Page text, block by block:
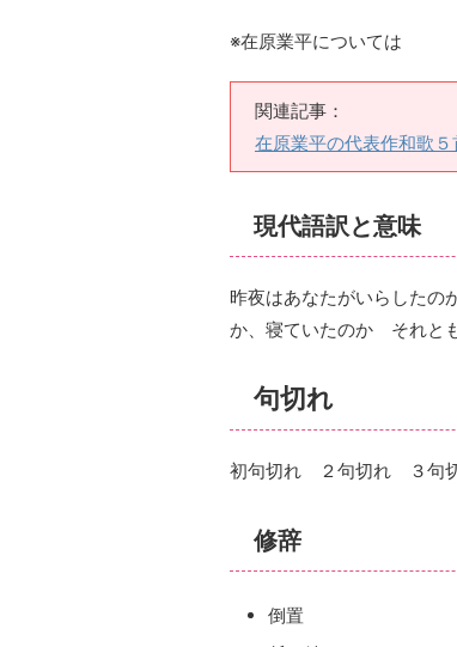
※在原業平については
関連記事：
在原業平の代表作和歌
現代語訳と意味
昨夜はあなたがいらしたの
か、寝ていたのか それと
句切れ
初句切れ ２句切れ ３句
修辞
倒置